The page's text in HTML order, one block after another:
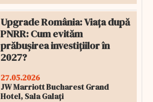
Upgrade România: Viața după
PNRR: Cum evităm
prăbușirea investițiilor în
2027?
27.05.2026
JW Marriott Bucharest Grand
Hotel, Sala Galați